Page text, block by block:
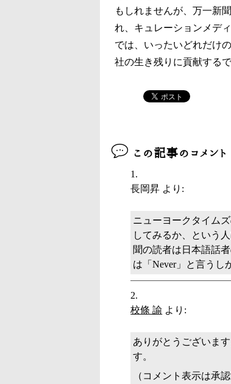
もしれませんが、万一新
れ、キュレーションメデ
では、いったいどれだけ
社の生き残りに貢献する
この記事のコメント
長岡昇 より:
ニューヨークタイム
してみるか、という
聞の読者は日本語話
は「Never」と言うし
校條 諭 より:
ありがとうございま
す。
（コメント表示は承